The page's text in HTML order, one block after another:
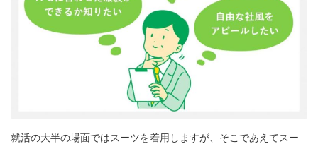
就活の大半の場面ではスーツを着用しますが、そこであえてスー